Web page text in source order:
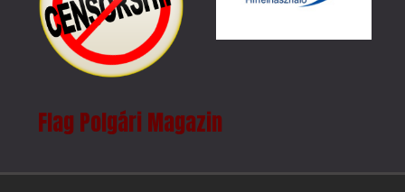
Flag Polgári Magazin